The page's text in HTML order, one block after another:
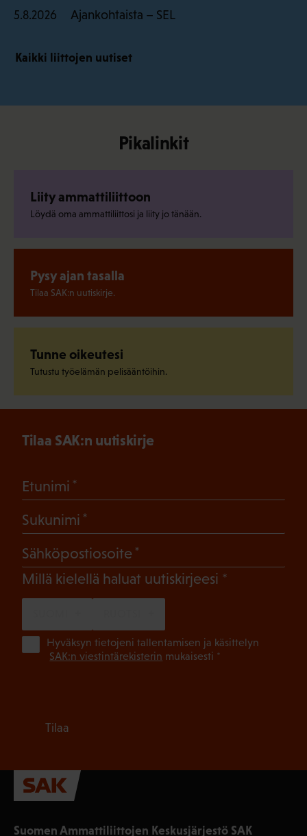
5.8.2026 Ajankohtaista – SEL
Kaikki liittojen uutiset
Pikalinkit
Liity ammattiliittoon
Löydä oma ammattiliittosi ja liity jo tänään.
Pysy ajan tasalla
Tilaa SAK:n uutiskirje.
Tunne oikeutesi
Tutustu työelämän pelisääntöihin.
Suomen Ammattiliittojen Keskusjärjestö SAK
Tilaa SAK:n uutiskirje
Etunimi
Sukunimi
Sähköpostiosoite
Millä kielellä haluat uutiskirjeesi (Pakollinen)
Hyväksyn tietojeni tallentamisen ja käsittelyn
SAK:n viestintärekisterin mukaisesti *
Tilaa